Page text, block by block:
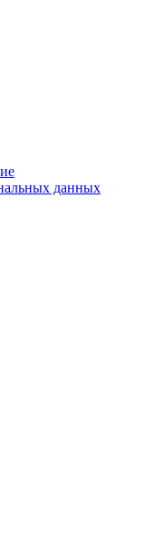
данных